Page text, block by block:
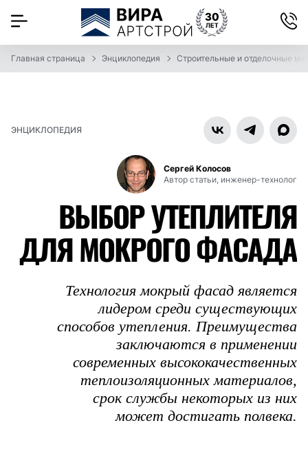
Главная страница Энциклопедия Строительные и отделочные
ЭНЦИКЛОПЕДИЯ
Сергей Колосов
Автор статьи, инженер-технолог
ВЫБОР УТЕПЛИТЕЛЯ
ДЛЯ МОКРОГО ФАСАДА
Технология мокрый фасад является
лидером среди существующих
способов утепления. Преимущества
заключаются в применении
современных высококачественных
теплоизоляционных материалов,
срок службы некоторых из них
может достигать полвека.